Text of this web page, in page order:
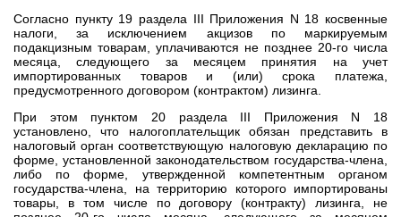
Согласно пункту 19 раздела III Приложения N 18 косвенные
налоги, за исключением акцизов по маркируемым
подакцизным товарам, уплачиваются не позднее 20-го числа
месяца, следующего за месяцем принятия на учет
импортированных товаров и (или) срока платежа,
предусмотренного договором (контрактом) лизинга.
При этом пунктом 20 раздела III Приложения N 18
установлено, что налогоплательщик обязан представить в
налоговый орган соответствующую налоговую декларацию по
форме, установленной законодательством государства-члена,
либо по форме, утвержденной компетентным органом
государства-члена, на территорию которого импортированы
товары, в том числе по договору (контракту) лизинга, не